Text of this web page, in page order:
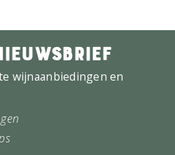
wijnaanbiedingen en